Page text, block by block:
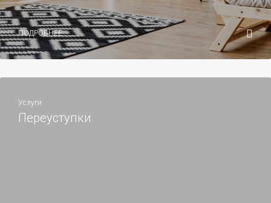
ПОДРОБНЕЕ
Услуги
Переуступки